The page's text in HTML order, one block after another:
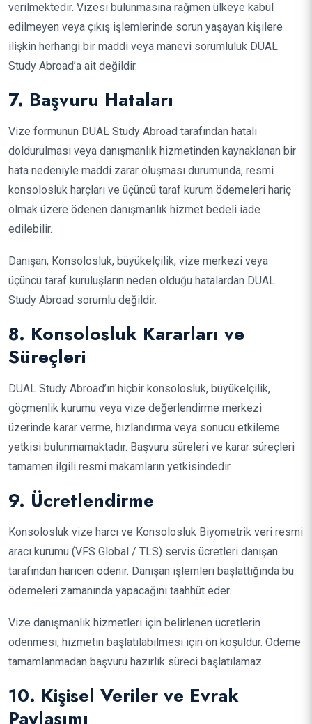
verilmektedir. Vizesi bulunmasına rağmen ülkeye kabul
edilmeyen veya çıkış işlemlerinde sorun yaşayan kişilere
ilişkin herhangi bir maddi veya manevi sorumluluk DUAL
Study Abroad’a ait değildir.
7. Başvuru Hataları
Vize formunun DUAL Study Abroad tarafından hatalı
doldurulması veya danışmanlık hizmetinden kaynaklanan bir
hata nedeniyle maddi zarar oluşması durumunda, resmi
konsolosluk harçları ve üçüncü taraf kurum ödemeleri hariç
olmak üzere ödenen danışmanlık hizmet bedeli iade
edilebilir.
Danışan, Konsolosluk, büyükelçilik, vize merkezi veya
üçüncü taraf kuruluşların neden olduğu hatalardan DUAL
Study Abroad sorumlu değildir.
8. Konsolosluk Kararları ve
Süreçleri
DUAL Study Abroad’ın hiçbir konsolosluk, büyükelçilik,
göçmenlik kurumu veya vize değerlendirme merkezi
üzerinde karar verme, hızlandırma veya sonucu etkileme
yetkisi bulunmamaktadır. Başvuru süreleri ve karar süreçleri
tamamen ilgili resmi makamların yetkisindedir.
9. Ücretlendirme
Konsolosluk vize harcı ve Konsolosluk Biyometrik veri resmi
aracı kurumu (VFS Global / TLS) servis ücretleri danışan
tarafından haricen ödenir. Danışan işlemleri başlattığında bu
ödemeleri zamanında yapacağını taahhüt eder.
Vize danışmanlık hizmetleri için belirlenen ücretlerin
ödenmesi, hizmetin başlatılabilmesi için ön koşuldur. Ödeme
tamamlanmadan başvuru hazırlık süreci başlatılamaz.
10. Kişisel Veriler ve Evrak
Paylaşımı